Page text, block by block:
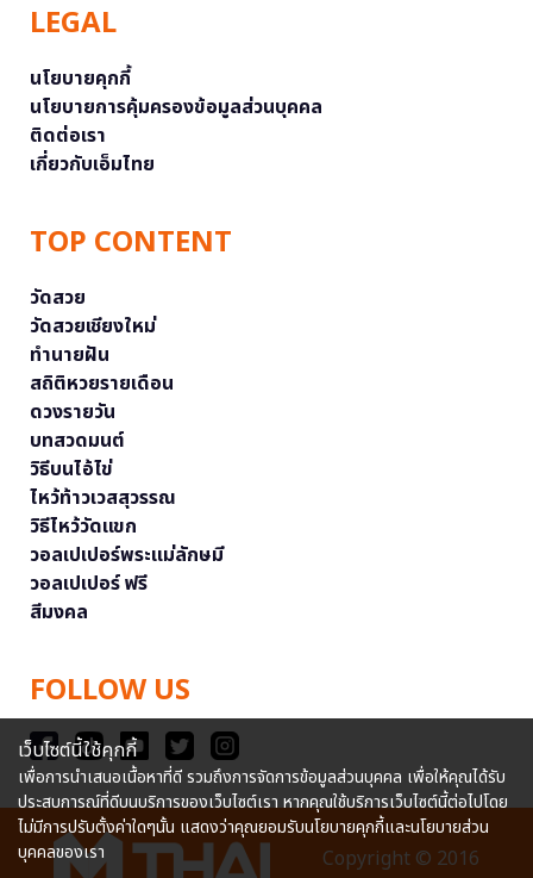
LEGAL
นโยบายคุกกี้
นโยบายการคุ้มครองข้อมูลส่วนบุคคล
ติดต่อเรา
เกี่ยวกับเอ็มไทย
TOP CONTENT
วัดสวย
วัดสวยเชียงใหม่
ทำนายฝัน
สถิติหวยรายเดือน
ดวงรายวัน
บทสวดมนต์
วิธีบนไอ้ไข่
ไหว้ท้าวเวสสุวรรณ
วิธีไหว้วัดแขก
วอลเปเปอร์พระแม่ลักษมี
วอลเปเปอร์ ฟรี
สีมงคล
FOLLOW US
Copyright © 2016
เว็บไซต์นี้ใช้คุกกี้
เพื่อการนำเสนอเนื้อหาที่ดี รวมถึงการจัดการข้อมูลส่วนบุคคล เพื่อให้คุณได้รับ
ประสบการณ์ที่ดีบนบริการของเว็บไซต์เรา หากคุณใช้บริการเว็บไซต์นี้ต่อไปโดย
ไม่มีการปรับตั้งค่าใดๆนั้น แสดงว่าคุณยอมรับนโยบายคุกกี้และนโยบายส่วน
บุคคลของเรา